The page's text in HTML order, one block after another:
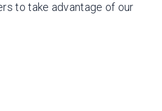
to take advantage of our